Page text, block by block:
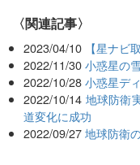
関連記事
2023/04/10 【星ナビ
2022/11/30 小惑星の
2022/10/28 小惑星デ
2022/10/14 地球防衛
道変化に成功
2022/09/27 地球防衛